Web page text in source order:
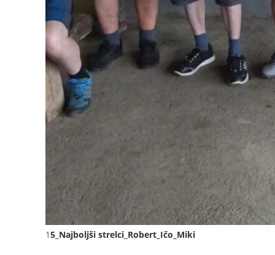
15_Najboljši strelci_Robert_Ičo_Miki